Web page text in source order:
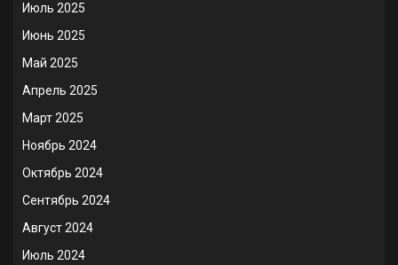
Июль 2025
Июнь 2025
Май 2025
Апрель 2025
Март 2025
Ноябрь 2024
Октябрь 2024
Сентябрь 2024
Август 2024
Июль 2024